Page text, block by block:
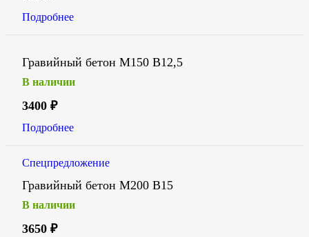
Подробнее
Гравийный бетон М150 В12,5
В наличии
3400 ₽
Подробнее
Спецпредложение
Гравийный бетон М200 В15
В наличии
3650 ₽